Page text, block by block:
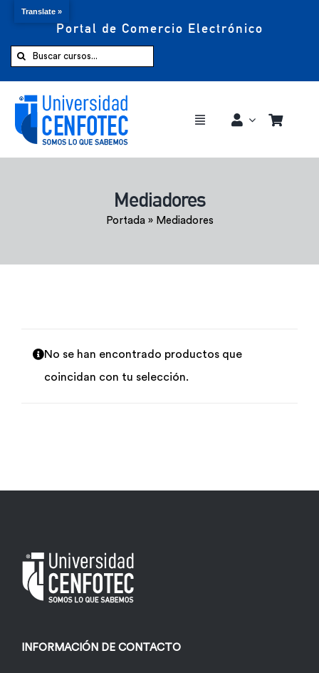
Portal de Comercio Electrónico
Buscar:
Toggle
Comprar ahora
Mediadores
Portada» Mediadores
No se han encontrado productos que
coincidan con tu selección.
INFORMACIÓN DE CONTACTO
Translate »